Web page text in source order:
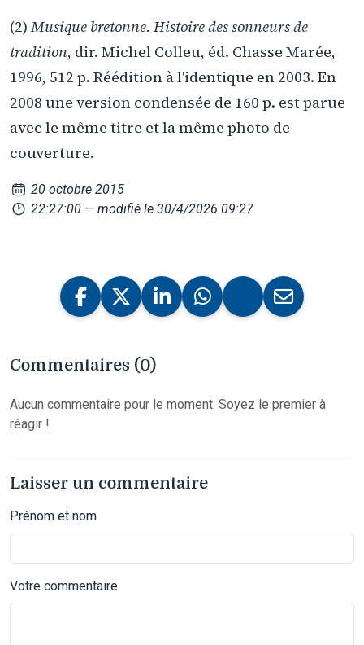
(2) Musique bretonne. Histoire des sonneurs de
tradition, dir. Michel Colleu, éd. Chasse Marée,
1996, 512 p. Réédition à l'identique en 2003. En
2008 une version condensée de 160 p. est parue
avec le même titre et la même photo de
couverture.
20 octobre 2015
22:27:00 — modifié le 30/4/2026 09:27
Commentaires (0)
Aucun commentaire pour le moment. Soyez le premier à
réagir !
Laisser un commentaire
Prénom et nom
Votre commentaire